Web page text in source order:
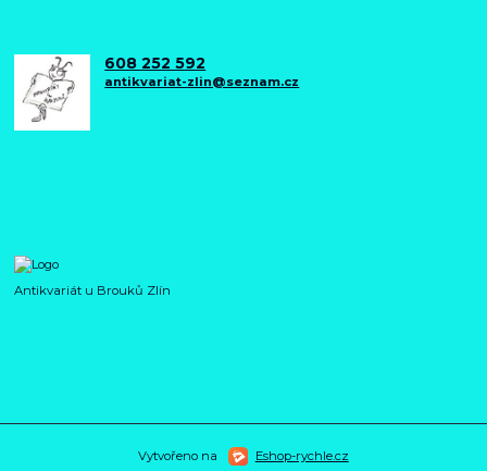
608 252 592
antikvariat-zlin@seznam.cz
Antikvariát u Brouků Zlín
Vytvořeno na Eshop-rychle.cz